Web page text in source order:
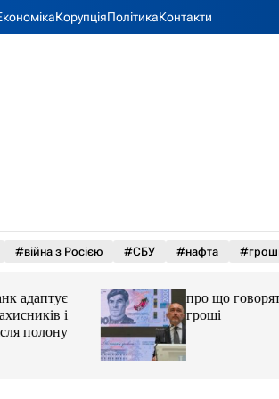
КорупціяПолітикаКонтакти
#війна з Росією #СБУ #нафта
і
полону
про що говорять
гроші